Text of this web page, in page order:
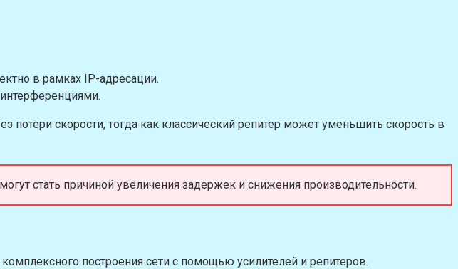
в рамках IP-адресации.
потери скорости, тогда как классический репитер может уменьшить скорость в
стать причиной увеличения задержек и снижения производительности.
построения сети с помощью усилителей и репитеров.